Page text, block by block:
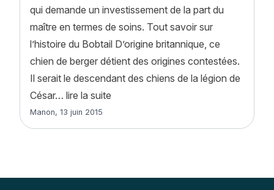
qui demande un investissement de la part du
maître en termes de soins. Tout savoir sur
l’histoire du Bobtail D’origine britannique, ce
chien de berger détient des origines contestées.
Il serait le descendant des chiens de la légion de
César… lire la suite
Article rédigé par
Manon, 13 juin 2015